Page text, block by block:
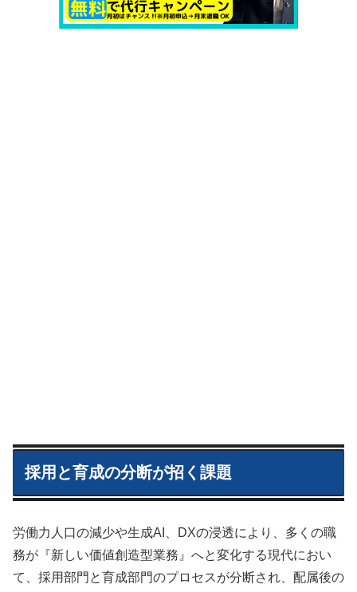
採用と育成の分断が招く課題
労働力人口の減少や生成AI、DXの浸透により、多くの職
務が『新しい価値創造型業務』へと変化する現代におい
て、採用部門と育成部門のプロセスが分断され、配属後の